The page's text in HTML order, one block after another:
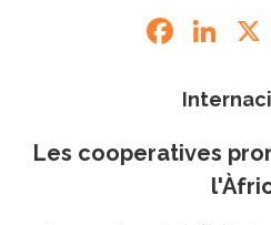
Les cooperatives